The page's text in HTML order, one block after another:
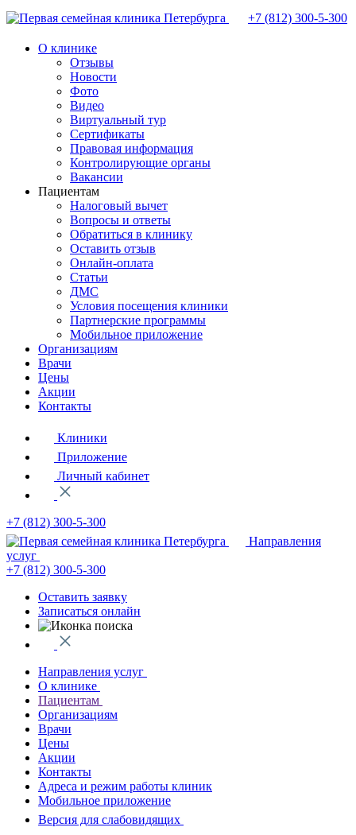
+7 (812) 300-5-300
О клинике
Отзывы
Новости
Фото
Видео
Виртуальный тур
Сертификаты
Правовая информация
Контролирующие органы
Вакансии
Пациентам
Налоговый вычет
Вопросы и ответы
Обратиться в клинику
Оставить отзыв
Онлайн-оплата
Статьи
ДМС
Условия посещения клиники
Партнерские программы
Мобильное приложение
Организациям
Врачи
Цены
Акции
Контакты
Клиники
Приложение
Личный кабинет
+7 (812) 300-5-300
Направления
услуг
+7 (812) 300-5-300
Оставить заявку
Записаться онлайн
Направления услуг
О клинике
Пациентам
Организациям
Врачи
Цены
Акции
Контакты
Адреса и режим работы клиник
Мобильное приложение
Версия для слабовидящих